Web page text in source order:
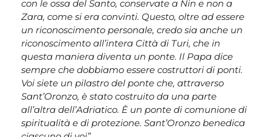
con le ossa del Santo, conservate a Nin e non a
Zara, come si era convinti. Questo, oltre ad essere
un riconoscimento personale, credo sia anche un
riconoscimento all’intera Città di Turi, che in
questa maniera diventa un ponte. Il Papa dice
sempre che dobbiamo essere costruttori di ponti.
Voi siete un pilastro del ponte che, attraverso
Sant’Oronzo, è stato costruito da una parte
all’altra dell’Adriatico. È un ponte di comunione di
spiritualità e di protezione. Sant’Oronzo benedica